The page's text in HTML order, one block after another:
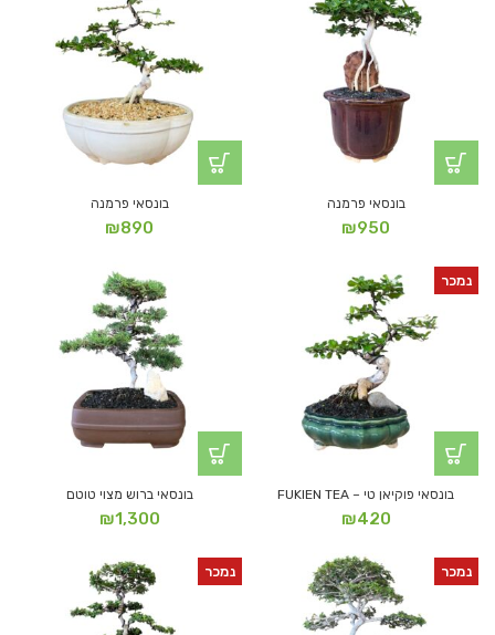
בונסאי פרמנה
₪950
בונסאי פרמנה
₪890
נמכר
בונסאי פוקיאן טי – FUKIEN TEA
₪420
בונסאי ברוש מצוי טוטם
₪1,300
נמכר נמכר